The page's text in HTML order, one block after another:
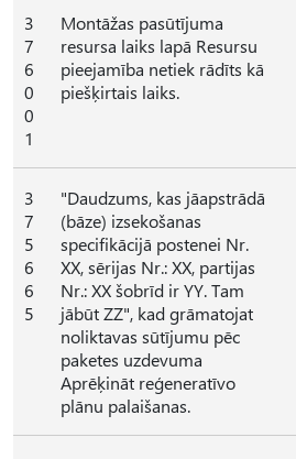
3
7
6
0
0
1
Montāžas pasūtījuma
resursa laiks lapā Resursu
pieejamība netiek rādīts kā
piešķirtais laiks.
3
7
5
6
6
5
"Daudzums, kas jāapstrādā
(bāze) izsekošanas
specifikācijā postenei Nr.
XX, sērijas Nr.: XX, partijas
Nr.: XX šobrīd ir YY. Tam
jābūt ZZ", kad grāmatojat
noliktavas sūtījumu pēc
paketes uzdevuma
Aprēķināt reģeneratīvo
plānu palaišanas.